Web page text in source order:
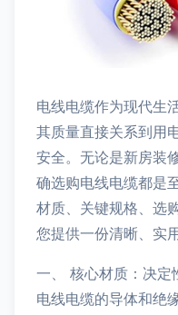
电线电缆作为现代生
其质量直接关系到用
安全。无论是新房装
确选购电线电缆都是
材质、关键规格、选
您提供一份清晰、实
一、 核心材质：决定
电线电缆的导体和绝